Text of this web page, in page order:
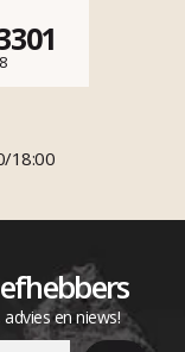
18:00
en niews!